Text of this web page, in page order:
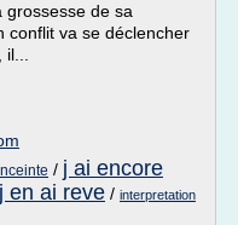
grossesse de sa
conflit va se déclencher
/ j ai encore
j en ai reve / interpretation